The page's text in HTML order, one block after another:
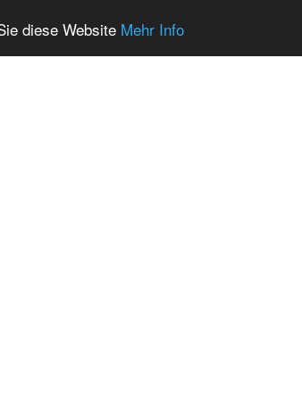
diese Website Mehr Info